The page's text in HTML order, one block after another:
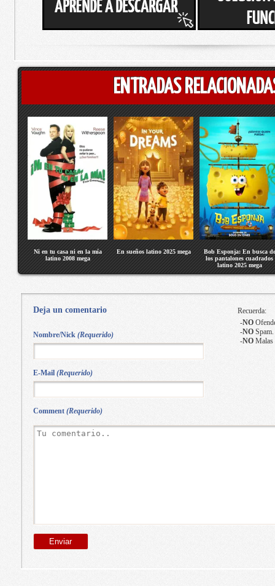
ENTRADAS
Ni en tu casa ni en la mía
latino 2008 mega
En sueños latino 2025 mega
Bob Esponja: En busca de
los pantalones cuadrados
latino 2025 mega
Deja un comentario
Comment (Requerido)
Recuerda:
-NO
-NOSpam.
-NOMalas
Nombre/Nick (Requerido)
E-Mail (Requerido)